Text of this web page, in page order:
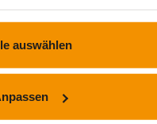
auswählen